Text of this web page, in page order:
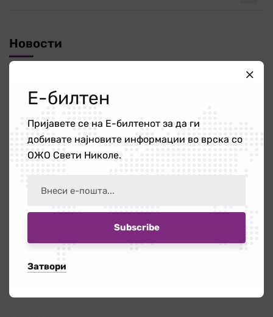
Новости
Повик за ангажирање на едукатор/ка
21 јули 2026
Работилница на тема „Болки во вратот
и ‘рбетот кои се шират во рацете и
16 јули 2026
Бесплатната правна помош – поддршка
за граѓаните кога најмногу им е
потребна
Е-билтен
Пријавете се на Е-билтенот за да ги
добивате најновите информации во врска со
ОЖО Свети Николе.
Затвори